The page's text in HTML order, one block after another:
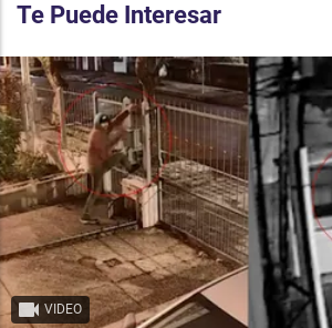
Te Puede Interesar
VIDEO